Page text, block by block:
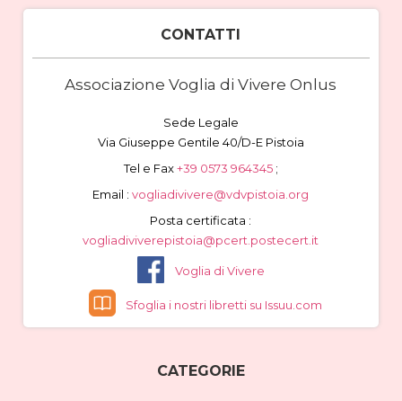
CONTATTI
Associazione Voglia di Vivere Onlus
Sede Legale
Via Giuseppe Gentile 40/D-E Pistoia
Tel e Fax+39 0573 964345 ;
Email : vogliadivivere@vdvpistoia.org
Posta certificata :
vogliadiviverepistoia@pcert.postecert.it
Voglia di Vivere
Sfoglia i nostri libretti su Issuu.com
CATEGORIE